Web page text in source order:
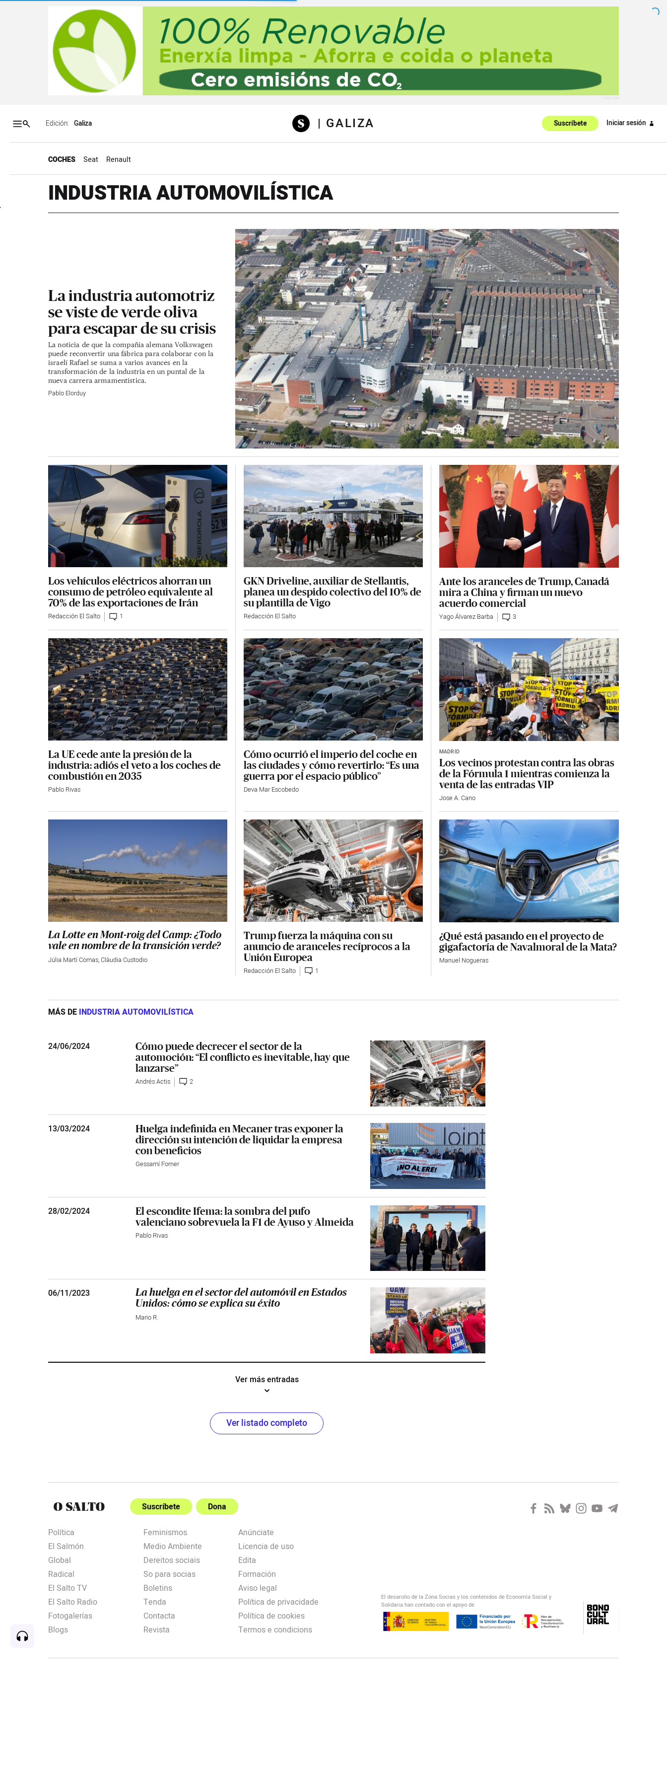
Contenidos portadaAccesibilidad
Edición: | GALIZA Suscríbete Iniciar sesión
COCHES Seat Renault
INDUSTRIA AUTOMOVILÍSTICA
La industria automotriz
se viste de verde oliva
para escapar de su crisis
La noticia de que la compañía alemana Volkswagen
puede reconvertir una fábrica para colaborar con la
israelí Rafael se suma a varios avances en la
transformación de la industria en un puntal de la
nueva carrera armamentística.
Pablo Elorduy
Los vehículos eléctricos ahorran un
consumo de petróleo equivalente al
70% de las exportaciones de Irán
Redacción El Salto 1
GKN Driveline, auxiliar de Stellantis,
planea un despido colectivo del 10% de
su plantilla de Vigo
Redacción El Salto
Ante los aranceles de Trump, Canadá
mira a China y firman un nuevo
acuerdo comercial
Yago Álvarez Barba 3
La UE cede ante la presión de la
industria: adiós el veto a los coches de
combustión en 2035
Pablo Rivas
Cómo ocurrió el imperio del coche en
las ciudades y cómo revertirlo: “Es una
guerra por el espacio público”
Deva Mar Escobedo
MADRID
Los vecinos protestan contra las obras
de la Fórmula 1 mientras comienza la
venta de las entradas VIP
Jose A. Cano
La Lotte en Mont-roig del Camp: ¿Todo
vale en nombre de la transición verde?
Júlia Martí Comas,Clàudia Custodio
Trump fuerza la máquina con su
anuncio de aranceles recíprocos a la
Unión Europea
Redacción El Salto 1
¿Qué está pasando en el proyecto de
gigafactoría de Navalmoral de la Mata?
Manuel Nogueras
MÁS DE INDUSTRIA AUTOMOVILÍSTICA
24/06/2024
Cómo puede decrecer el sector de la
automoción: “El conflicto es inevitable, hay que
lanzarse”
Andrés Actis 2
13/03/2024
Huelga indefinida en Mecaner tras exponer la
dirección su intención de liquidar la empresa
con beneficios
Gessamí Forner
28/02/2024
El escondite Ifema: la sombra del pufo
valenciano sobrevuela la F1 de Ayuso y Almeida
Pablo Rivas
06/11/2023
La huelga en el sector del automóvil en Estados
Unidos: cómo se explica su éxito
Mario R.
Ver más entradas
Ver listado completo
Suscríbete Dona
Política
El Salmón
Global
Radical
El Salto TV
El Salto Radio
Fotogalerías
Blogs
Feminismos
Medio Ambiente
Dereitos sociais
So para socias
Boletins
Tenda
Contacta
Revista
Anúnciate
Licencia de uso
Edita
Formación
Aviso legal
Política de privacidade
Política de cookies
Termos e condicions
El desarollo de la Zona Socias y los contenidos de Economía Social y
Solidaria han contado con el apoyo de